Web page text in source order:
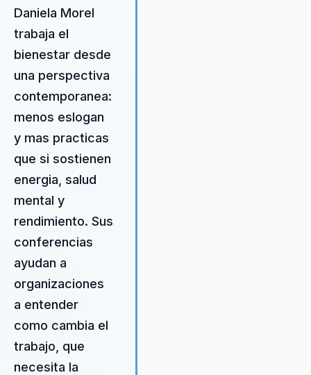
Daniela Morel
trabaja el
bienestar desde
una perspectiva
contemporanea:
menos eslogan
y mas practicas
que si sostienen
energia, salud
mental y
rendimiento. Sus
conferencias
ayudan a
organizaciones
a entender
como cambia el
trabajo, que
necesita la